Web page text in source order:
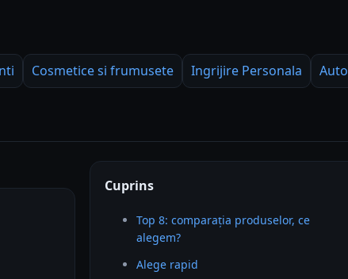
Cosmetice si frumusete Ingrijire Personala
Auto
Cuprins
Top 8: comparația produselor, ce
alegem?
Alege rapid